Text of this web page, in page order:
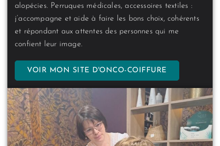
alopécies. Perruques médicales, accessoires textiles :
j’accompagne et aide à faire les bons choix,cohérents
et répondant aux attentes des personnes qui me
confient leur image.
VOIR MON SITE D'ONCO-COIFFURE